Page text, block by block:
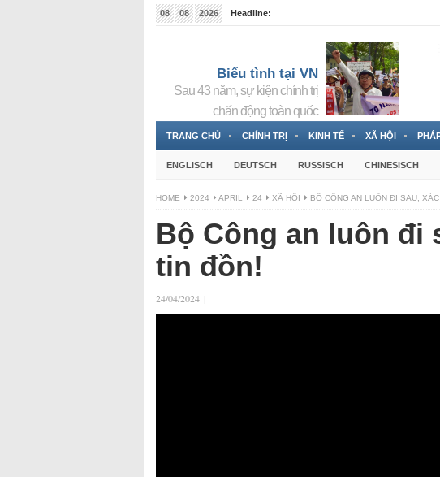
08 08 2026
Headline:
Biểu tình tại VN
Sau 43 năm, sự kiện chính trị
chấn động toàn quốc
TRANG CHỦ CHÍNH TRỊ KINH TẾ XÃ HỘI
ENGLISCH DEUTSCH RUSSISCH CHINESISCH
HOME 2024 APRIL 24 XÃ HỘI BỘ CÔNG AN LUÔN ĐI SAU,
Bộ Công an luôn đi
tin đồn!
24/04/2024 |